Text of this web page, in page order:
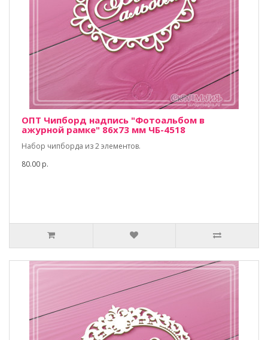
ОПТ Чипборд надпись "Фотоальбом в
ажурной рамке" 86х73 мм ЧБ-4518
Набор чипборда из 2 элементов.
80.00 р.